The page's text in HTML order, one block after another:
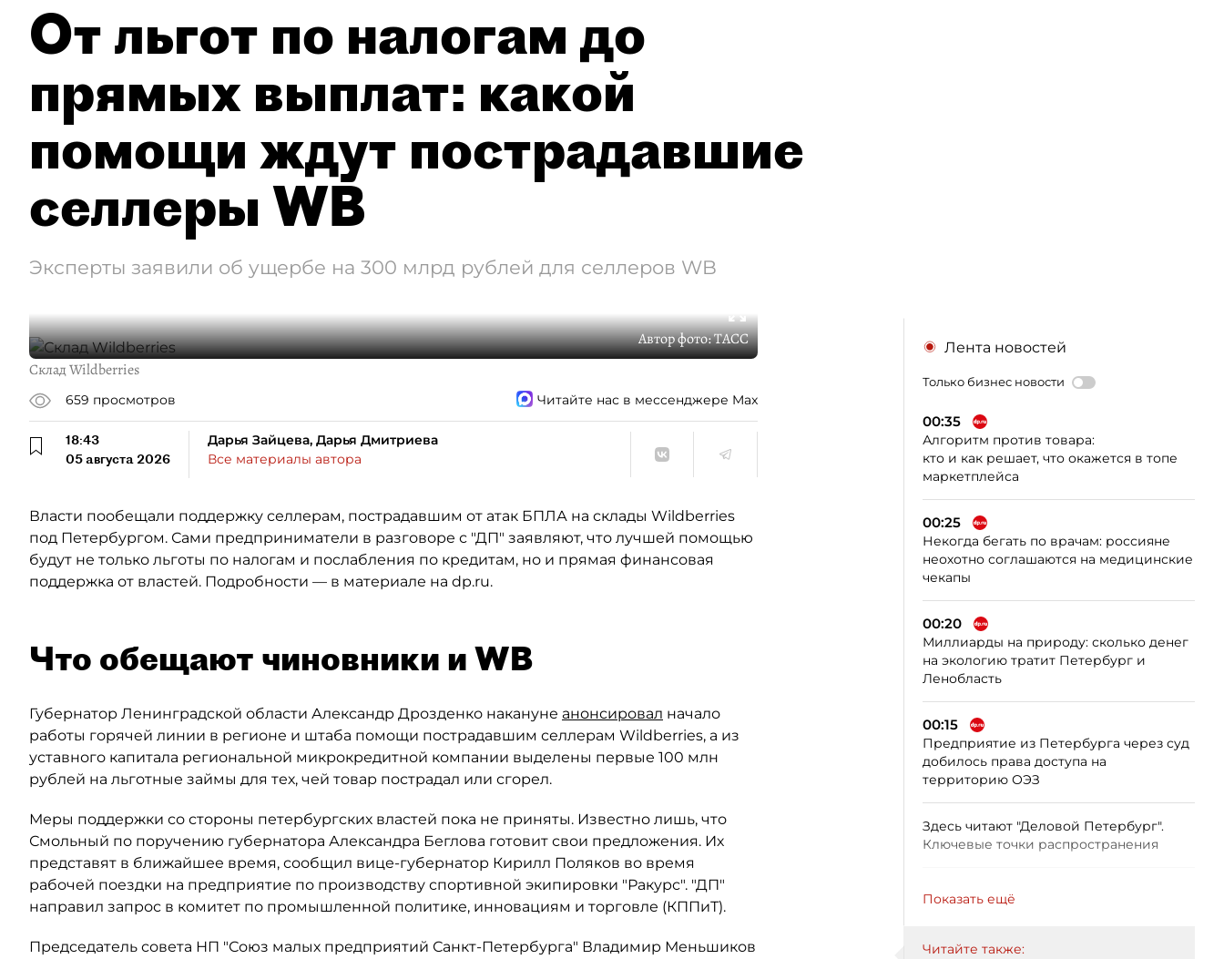
От льгот по налогам до
прямых выплат: какой
помощи ждут пострадавшие
селлеры WB
Эксперты заявили об ущербе на 300 млрд рублей для селлеров WB
Автор фото:ТАСС
Склад Wildberries
659 просмотров Читайте нас в мессенджере Max
18:43
05 августа 2026
Дарья Зайцева, Дарья Дмитриева
Все материалы автора
Власти пообещали поддержку селлерам, пострадавшим от атак БПЛА на склады Wildberries
под Петербургом. Сами предприниматели в разговоре с "ДП" заявляют, что лучшей помощью
будут не только льготы по налогам и послабления по кредитам, но и прямая финансовая
поддержка от властей. Подробности — в материале на dp.ru.
Что обещают чиновники и WB
Губернатор Ленинградской области Александр Дрозденко накануне анонсировал начало
работы горячей линии в регионе и штаба помощи пострадавшим селлерам Wildberries, а из
уставного капитала региональной микрокредитной компании выделены первые 100 млн
рублей на льготные займы для тех, чей товар пострадал или сгорел.
Меры поддержки со стороны петербургских властей пока не приняты. Известно лишь, что
Смольный по поручению губернатора Александра Беглова готовит свои предложения. Их
представят в ближайшее время, сообщил вице-губернатор Кирилл Поляков во время
рабочей поездки на предприятие по производству спортивной экипировки "Ракурс". "ДП"
направил запрос в комитет по промышленной политике, инновациям и торговле (КППиТ).
Председатель совета НП "Союз малых предприятий Санкт-Петербурга" Владимир Меньшиков
Лента новостей
Только бизнес новости
00:35
Алгоритм против товара:
кто и как решает, что окажется в топе
маркетплейса
00:25
Некогда бегать по врачам: россияне
неохотно соглашаются на медицинские
чекапы
00:20
Миллиарды на природу: сколько денег
на экологию тратит Петербург и
Ленобласть
00:15
Предприятие из Петербурга через суд
добилось права доступа на
территорию ОЭЗ
Здесь читают "Деловой Петербург".
Ключевые точки распространения
Показать ещё
Читайте также: